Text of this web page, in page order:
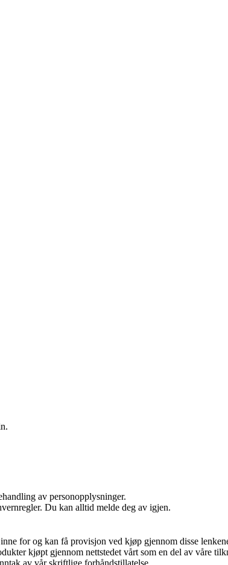
av personopplysninger.
Du kan alltid melde deg av igjen.
for og kan få provisjon ved kjøp gjennom disse
kjøpt gjennom nettstedet vårt som en del av våre